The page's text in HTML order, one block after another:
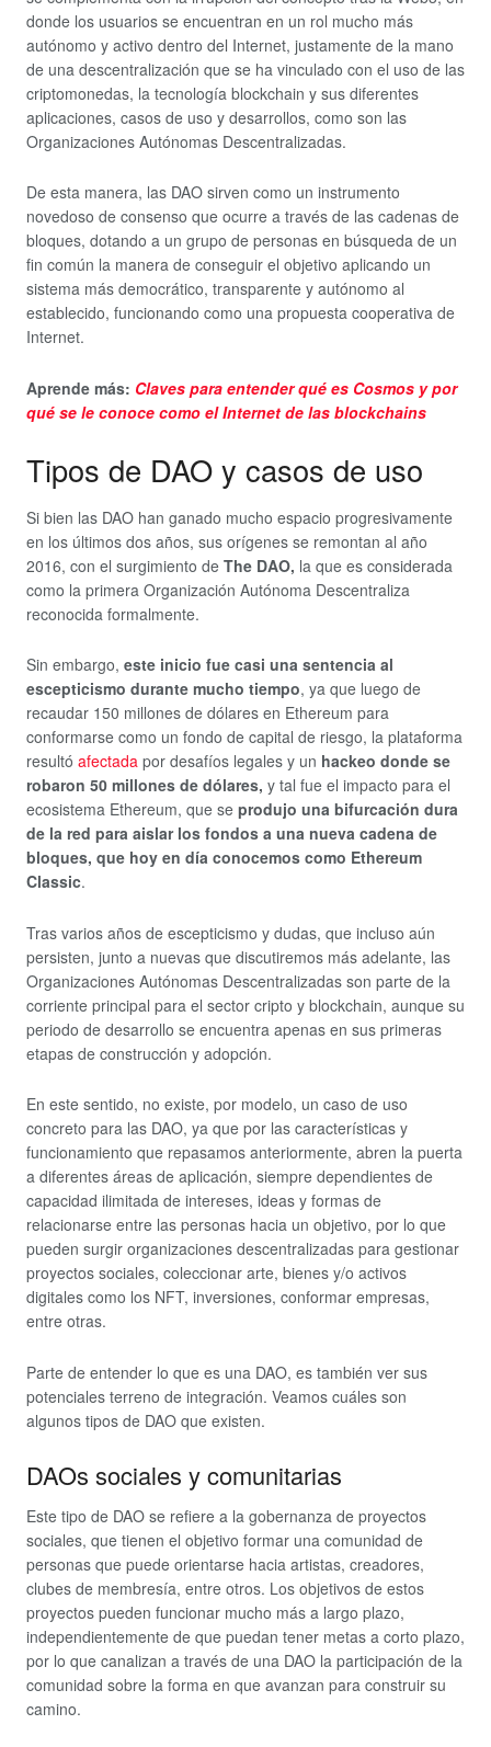
donde los usuarios se encuentran en un rol mucho más
autónomo y activo dentro del Internet, justamente de la mano
de una descentralización que se ha vinculado con el uso de las
criptomonedas, la tecnología blockchain y sus diferentes
aplicaciones, casos de uso y desarrollos, como son las
Organizaciones Autónomas Descentralizadas.
De esta manera, las DAO sirven como un instrumento
novedoso de consenso que ocurre a través de las cadenas de
bloques, dotando a un grupo de personas en búsqueda de un
fin común la manera de conseguir el objetivo aplicando un
sistema más democrático, transparente y autónomo al
establecido, funcionando como una propuesta cooperativa de
Internet.
Aprende más: Claves para entender qué es Cosmos y por
qué se le conoce como el Internet de las blockchains
Tipos de DAO y casos de uso
Si bien las DAO han ganado mucho espacio progresivamente
en los últimos dos años, sus orígenes se remontan al año
2016, con el surgimiento de The DAO, la que es considerada
como la primera Organización Autónoma Descentraliza
reconocida formalmente.
Sin embargo, este inicio fue casi una sentencia al
escepticismo durante mucho tiempo, ya que luego de
recaudar 150 millones de dólares en Ethereum para
conformarse como un fondo de capital de riesgo, la plataforma
resultó afectada por desafíos legales y un hackeo donde se
robaron 50 millones de dólares, y tal fue el impacto para el
ecosistema Ethereum, que se produjo una bifurcación dura
de la red para aislar los fondos a una nueva cadena de
bloques, que hoy en día conocemos como Ethereum
Classic.
Tras varios años de escepticismo y dudas, que incluso aún
persisten, junto a nuevas que discutiremos más adelante, las
Organizaciones Autónomas Descentralizadas son parte de la
corriente principal para el sector cripto y blockchain, aunque su
periodo de desarrollo se encuentra apenas en sus primeras
etapas de construcción y adopción.
En este sentido, no existe, por modelo, un caso de uso
concreto para las DAO, ya que por las características y
funcionamiento que repasamos anteriormente, abren la puerta
a diferentes áreas de aplicación, siempre dependientes de
capacidad ilimitada de intereses, ideas y formas de
relacionarse entre las personas hacia un objetivo, por lo que
pueden surgir organizaciones descentralizadas para gestionar
proyectos sociales, coleccionar arte, bienes y/o activos
digitales como los NFT, inversiones, conformar empresas,
entre otras.
Parte de entender lo que es una DAO, es también ver sus
potenciales terreno de integración. Veamos cuáles son
algunos tipos de DAO que existen.
DAOs sociales y comunitarias
Este tipo de DAO se refiere a la gobernanza de proyectos
sociales, que tienen el objetivo formar una comunidad de
personas que puede orientarse hacia artistas, creadores,
clubes de membresía, entre otros. Los objetivos de estos
proyectos pueden funcionar mucho más a largo plazo,
independientemente de que puedan tener metas a corto plazo,
por lo que canalizan a través de una DAO la participación de la
comunidad sobre la forma en que avanzan para construir su
camino.